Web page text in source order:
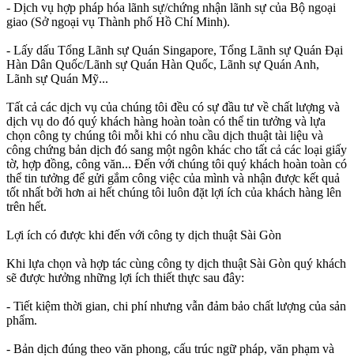
- Dịch vụ hợp pháp hóa lãnh sự/chứng nhận lãnh sự của Bộ ngoại
giao (Sở ngoại vụ Thành phố Hồ Chí Minh).
- Lấy dấu Tổng Lãnh sự Quán Singapore, Tổng Lãnh sự Quán Đại
Hàn Dân Quốc/Lãnh sự Quán Hàn Quốc, Lãnh sự Quán Anh,
Lãnh sự Quán Mỹ...
Tất cả các dịch vụ của chúng tôi đều có sự đầu tư về chất lượng và
dịch vụ do đó quý khách hàng hoàn toàn có thể tin tưởng và lựa
chọn công ty chúng tôi mỗi khi có nhu cầu dịch thuật tài liệu và
công chứng bản dịch đó sang một ngôn khác cho tất cả các loại giấy
tờ, hợp đồng, công văn... Đến với chúng tôi quý khách hoàn toàn có
thể tin tưởng để gửi gắm công việc của mình và nhận được kết quả
tốt nhất bởi hơn ai hết chúng tôi luôn đặt lợi ích của khách hàng lên
trên hết.
Lợi ích có được khi đến với công ty dịch thuật Sài Gòn
Khi lựa chọn và hợp tác cùng công ty dịch thuật Sài Gòn quý khách
sẽ được hưởng những lợi ích thiết thực sau đây:
- Tiết kiệm thời gian, chi phí nhưng vẫn đảm bảo chất lượng của sản
phẩm.
- Bản dịch đúng theo văn phong, cấu trúc ngữ pháp, văn phạm và